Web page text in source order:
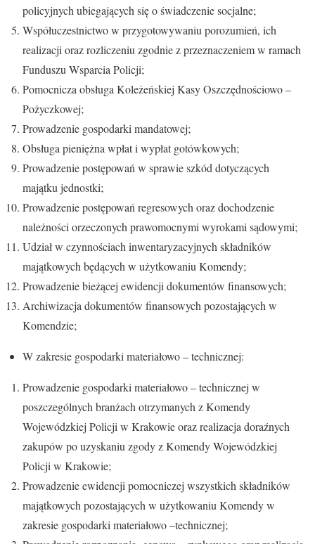
policyjnych ubiegających się o świadczenie socjalne;
Współuczestnictwo w przygotowywaniu porozumień, ich
realizacji oraz rozliczeniu zgodnie z przeznaczeniem w ramach
Funduszu Wsparcia Policji;
Pomocnicza obsługa Koleżeńskiej Kasy Oszczędnościowo –
Pożyczkowej;
Prowadzenie gospodarki mandatowej;
Obsługa pieniężna wpłat i wypłat gotówkowych;
Prowadzenie postępowań w sprawie szkód dotyczących
majątku jednostki;
Prowadzenie postępowań regresowych oraz dochodzenie
należności orzeczonych prawomocnymi wyrokami sądowymi;
Udział w czynnościach inwentaryzacyjnych składników
majątkowych będących w użytkowaniu Komendy;
Prowadzenie bieżącej ewidencji dokumentów finansowych;
Archiwizacja dokumentów finansowych pozostających w
Komendzie;
W zakresie gospodarki materiałowo – technicznej:
Prowadzenie gospodarki materiałowo – technicznej w
poszczególnych branżach otrzymanych z Komendy
Wojewódzkiej Policji w Krakowie oraz realizacja doraźnych
zakupów po uzyskaniu zgody z Komendy Wojewódzkiej
Policji w Krakowie;
Prowadzenie ewidencji pomocniczej wszystkich składników
majątkowych pozostających w użytkowaniu Komendy w
zakresie gospodarki materiałowo –technicznej;